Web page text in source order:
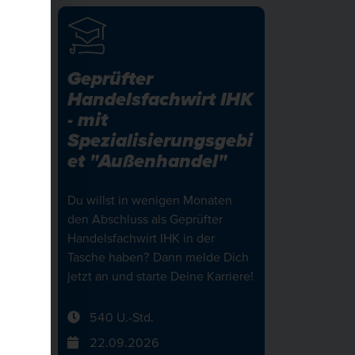
Geprüfter
Handelsfachwirt IHK
- mit
Spezialisierungsgebi
et "Außenhandel"
Du willst in wenigen Monaten
den Abschluss als Geprüfter
Handelsfachwirt IHK in der
Tasche haben? Dann melde Dich
jetzt an und starte Deine Karriere!
540 U.-Std.
22.09.2026